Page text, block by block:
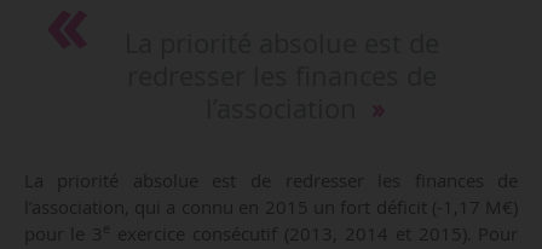
La priorité absolue est de redresser les finances de
l’association, qui a connu en 2015 un fort déficit (-1,17 M€)
pour le 3
exercice consécutif (2013, 2014 et 2015). Pour